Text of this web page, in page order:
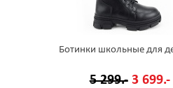
Ботинки школьные для
5 299.- 3 699.-